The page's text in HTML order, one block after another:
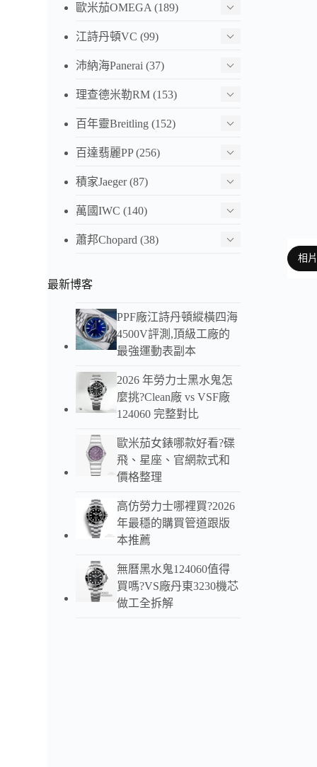
相片
錶
歐米茄OMEGA (189)
江詩丹頓VC (99)
沛納海Panerai (37)
理查德米勒RM (153)
百年靈Breitling (152)
百達翡麗PP(256)
積家Jaeger(87)
萬國IWC (140)
蕭邦Chopard (38)
最新博客
PPF廠江詩丹頓縱橫四海
4500V評測,頂級工廠的
最強運動表副本
2026 年勞力士黑水鬼怎
麼挑?Clean廠 vs VSF廠
124060 完整對比
歐米茄女錶哪款好看?碟
飛、星座、官網款式和
價格整理
高仿勞力士哪裡買?2026
年最穩的購買管道跟版
本推薦
無曆黑水鬼124060值得
買嗎?VS廠丹東3230機芯
做工全拆解